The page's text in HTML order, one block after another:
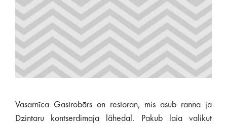
Vasarnīca Gastrobārs on restoran, mis asub ranna ja
Dzintaru kontserdimaja lähedal. Pakub laia valikut